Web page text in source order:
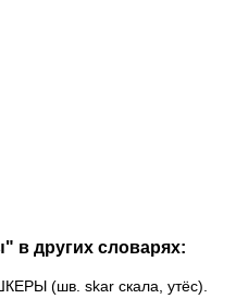
в других словарях:
(шв. skar скала, утёс).